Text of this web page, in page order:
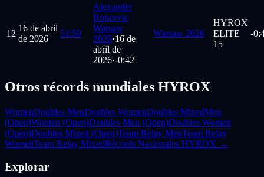
12
16 de abril
de 2026
51:59
Alexander
Roncevic
Warsaw
2026·16 de
abril de
2026·-0:42
Warsaw 2026
HYROX
ELITE
15
-
Otros récords mundiales HYROX
WomenDoubles MenDoubles WomenDoubles MixedMen
(Open)Women (Open)Doubles Men (Open)Doubles Women
(Open)Doubles Mixed (Open)Team Relay MenTeam Relay
WomenTeam Relay MixedRécords Nacionales HYROX →
Explorar